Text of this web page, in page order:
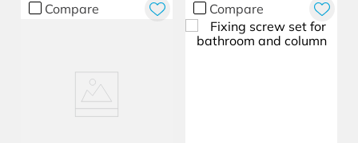
Compare Compare